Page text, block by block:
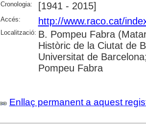
Cronologia: [1941 - 2015]
Accés: http://www.raco.cat/
Localització: B. Pompeu Fabra
Històric de la Ciutat de
Universitat de
Pompeu Fabra
Enllaç permanent a aquest